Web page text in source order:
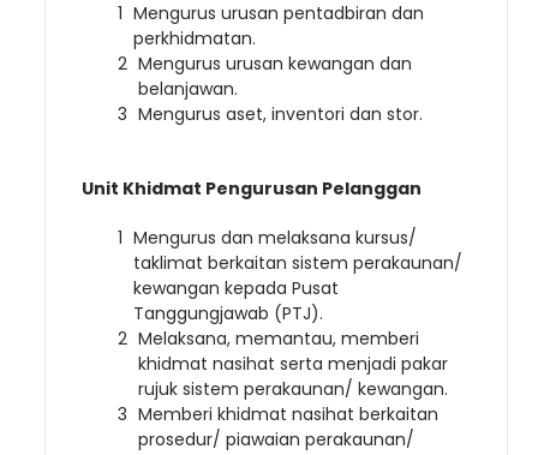
Mengurus urusan pentadbiran dan
perkhidmatan.
Mengurus urusan kewangan dan
belanjawan.
Mengurus aset, inventori dan stor.
Unit Khidmat Pengurusan Pelanggan
Mengurus dan melaksana kursus/
taklimat berkaitan sistem perakaunan/
kewangan kepada Pusat
Tanggungjawab (PTJ).
Melaksana, memantau, memberi
khidmat nasihat serta menjadi pakar
rujuk sistem perakaunan/ kewangan.
Memberi khidmat nasihat berkaitan
prosedur/ piawaian perakaunan/